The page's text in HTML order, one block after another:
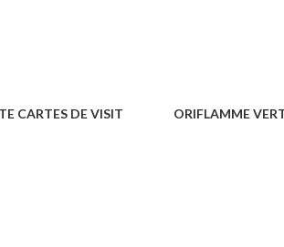
CARTES DE VISIT ORIFLAMME